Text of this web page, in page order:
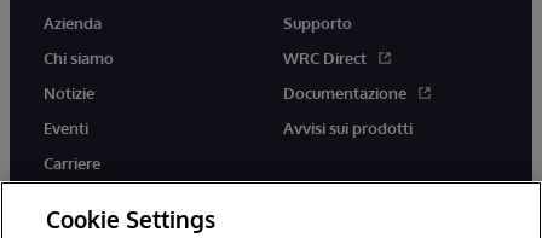
Azienda
Chi siamo
Notizie
Eventi
Carriere
Supporto
WRC Direct
Documentazione
Avvisi sui prodotti
Cookie Settings